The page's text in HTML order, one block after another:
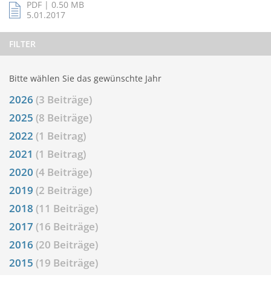
PDF | 0.50 MB
5.01.2017
FILTER
Bitte wählen Sie das gewünschte Jahr
2026 (3 Beiträge)
2025 (8 Beiträge)
2022 (1 Beitrag)
2021 (1 Beitrag)
2020 (4 Beiträge)
2019 (2 Beiträge)
2018 (11 Beiträge)
2017 (16 Beiträge)
2016 (20 Beiträge)
2015 (19 Beiträge)